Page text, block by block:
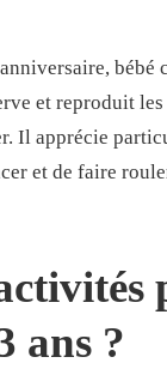
bébé
et reproduit
Il apprécie
et de faire
ans ?